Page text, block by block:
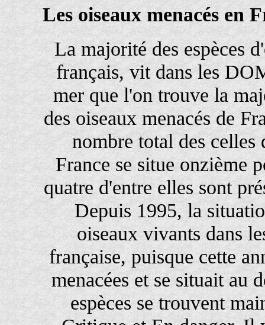
Les oiseaux menacés en
La majorité des espèces
français, vit dans les
mer que l'on trouve la
des oiseaux menacés de
nombre total des celles
France se situe onzième
quatre d'entre elles sont
Depuis 1995, la
oiseaux vivants dans
française, puisque cette
menacées et se situait au
espèces se trouvent